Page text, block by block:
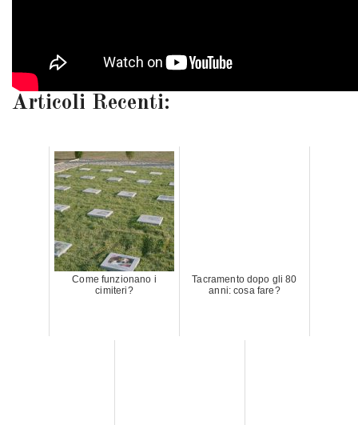
Articoli Recenti:
Come funzionano i
cimiteri?
Tacramento dopo gli 80
anni: cosa fare?